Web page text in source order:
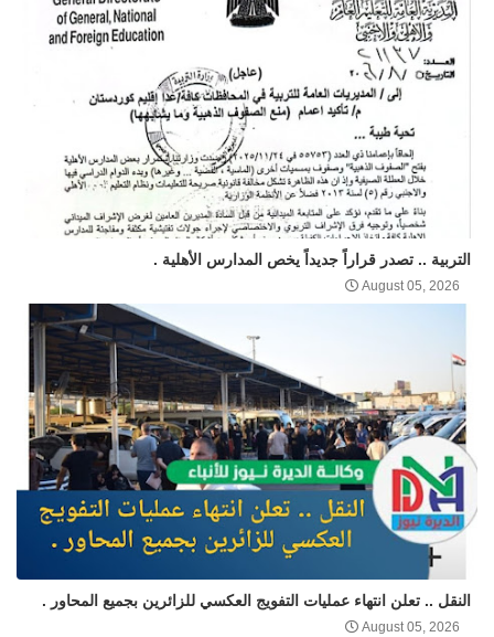
التربية .. تصدر قراراً جديداً يخص المدارس الأهلية .
August 05, 2026
النقل .. تعلن انتهاء عمليات التفويج العكسي للزائرين بجميع المحاور .
August 05, 2026